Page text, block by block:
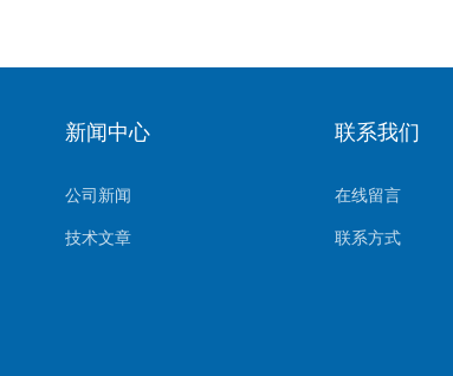
新闻中心
公司新闻
技术文章
联系我们
在线留言
联系方式